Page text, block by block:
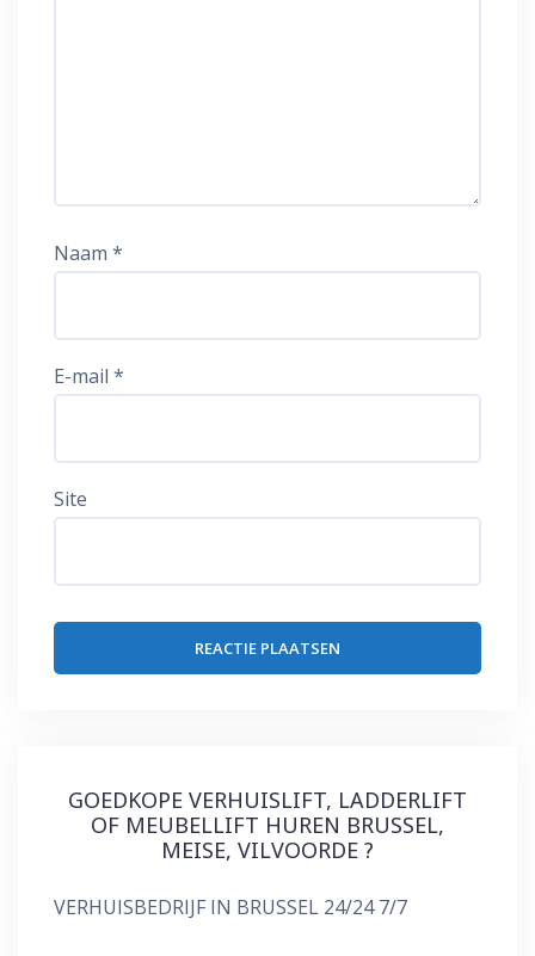
Naam *
E-mail *
Site
GOEDKOPE VERHUISLIFT, LADDERLIFT
OF MEUBELLIFT HUREN BRUSSEL,
MEISE, VILVOORDE ?
VERHUISBEDRIJF IN BRUSSEL 24/24 7/7